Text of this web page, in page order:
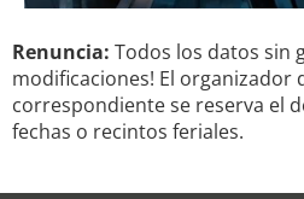
Renuncia: Todos los datos sin
modificaciones! El organizador
correspondiente se reserva el
fechas o recintos feriales.